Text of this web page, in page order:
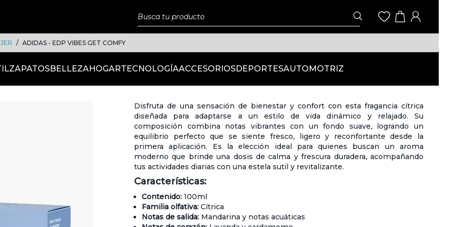
ADIDAS - EDP VIBES GET COMFY
ZAPATOSBELLEZAHOGARTECNOLOGÍAACCESORIOSDEPORTESAUTOMOTRIZ
Disfruta de una sensación de bienestar y confort con esta fragancia cítrica
diseñada para adaptarse a un estilo de vida dinámico y relajado. Su
composición combina notas vibrantes con un fondo suave, logrando un
equilibrio perfecto que se siente fresco, ligero y reconfortante desde la
primera aplicación. Es la elección ideal para quienes buscan un aroma
moderno que brinde una dosis de calma y frescura duradera, acompañando
tus actividades diarias con una estela sutil y revitalizante.
Características:
Contenido: 100ml
Familia olfativa: Cítrica
Notas de salida: Mandarina y notas acuáticas